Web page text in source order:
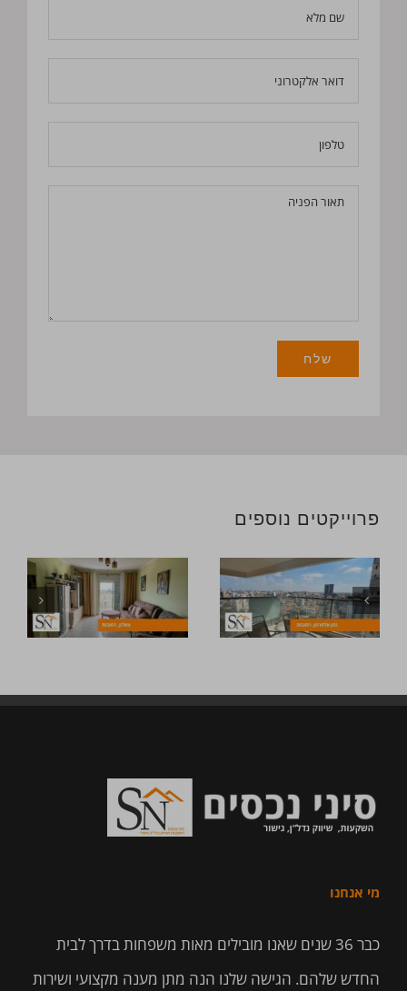
פרוייקטים נוספים
מי אנחנו
כבר 36 שנים שאנו מובילים מאות משפחות בדרך לבית
החדש שלהם. הגישה שלנו הנה מתן מענה מקצועי ושירות